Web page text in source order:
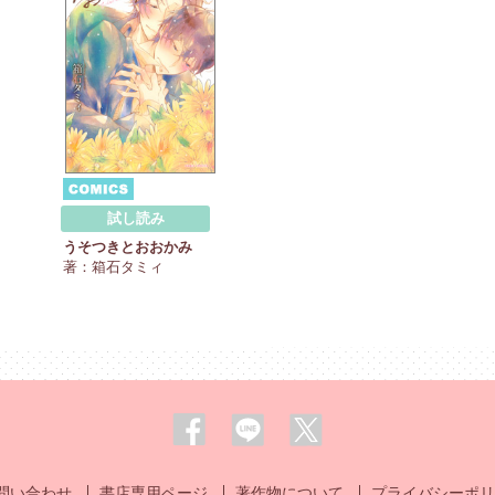
試し読み
うそつきとおおかみ
著：箱石タミィ